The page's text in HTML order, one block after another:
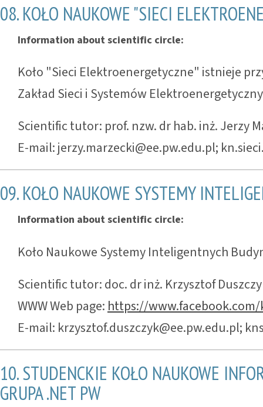
08. KOŁO NAUKOWE "SIECI
Information about scientific circle:
Koło "Sieci Elektroenergetyczne" istnieje
Zakład Sieci i Systemów
Scientific tutor: prof. nzw. dr hab. inż. Jerzy
E-mail: jerzy.marzecki@ee.pw.edu.pl;
09. KOŁO NAUKOWE SYSTEMY
Information about scientific circle:
Koło Naukowe Systemy Inteligentnych
Scientific tutor: doc. dr inż. Krzysztof
WWW Web page: https://
E-mail: krzysztof.duszczyk@ee.pw.edu.pl;
10. STUDENCKIE KOŁO NAUKOWE
GRUPA .NET PW